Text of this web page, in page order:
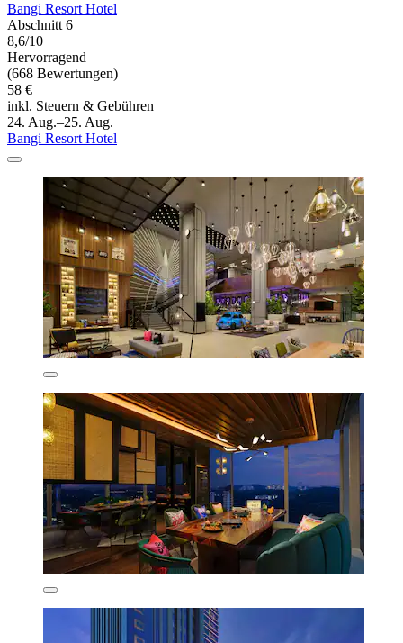
Bangi Resort Hotel
Abschnitt 6
8,6/10
Hervorragend
(668 Bewertungen)
58 €
inkl. Steuern & Gebühren
24. Aug.–25. Aug.
Bangi Resort Hotel